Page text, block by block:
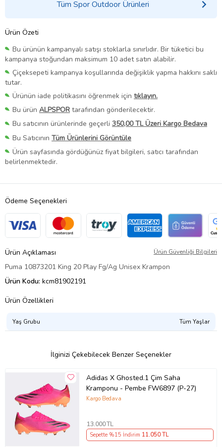
Tüm Spor Outdoor Ürünleri
Ürün Özeti
Bu ürünün kampanyalı satışı stoklarla sınırlıdır. Bir tüketici bu
kampanya stoğundan maksimum 10 adet satın alabilir.
Çiçeksepeti kampanya koşullarında değişiklik yapma hakkını saklı
tutar.
Ürünün iade politikasını öğrenmek için tıklayın.
Bu ürün ALPSPOR tarafından gönderilecektir.
Bu satıcının ürünlerinde geçerli 350,00 TL Üzeri Kargo Bedava
Bu Satıcının Tüm Ürünlerini Görüntüle
Ürün sayfasında gördüğünüz fiyat bilgileri, satıcı tarafından
belirlenmektedir.
Ödeme Seçenekleri
Ürün Açıklaması Ürün Güvenliği Bilgileri
Puma 10873201 King 20 Play Fg/Ag Unisex Krampon
Ürün Kodu: kcm81902191
Ürün Özellikleri
Yaş Grubu Tüm Yaşlar
İlginizi Çekebilecek Benzer Seçenekler
Adidas X Ghosted.1 Çim Saha
Kramponu - Pembe FW6897 (P-27)
Kargo Bedava
13.000TL
Sepette %15 İndirim 11.050TL